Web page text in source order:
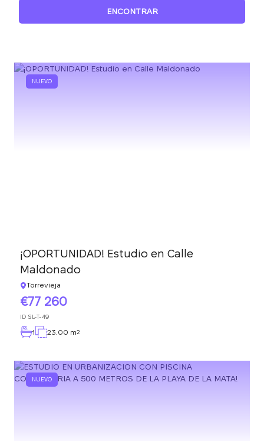
ENCONTRAR
NUEVO
¡OPORTUNIDAD! Estudio en Calle
Maldonado
Torrevieja
77 260
ID SL-T-49
1 23.00 m2
NUEVO